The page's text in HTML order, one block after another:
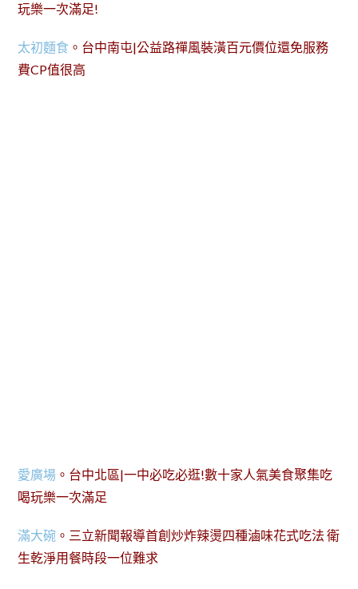
玩樂一次滿足!
太初麵食 。台中南屯|公益路禪風裝潢百元價位還免服務
費CP值很高
愛廣場 。台中北區|一中必吃必逛!數十家人氣美食聚集吃
喝玩樂一次滿足
滿大碗 。三立新聞報導首創炒炸辣燙四種滷味花式吃法 衛
生乾淨用餐時段一位難求